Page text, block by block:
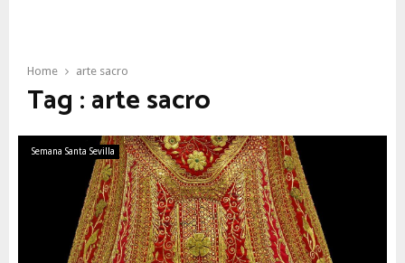
Home arte sacro
Tag : arte sacro
Semana Santa Sevilla